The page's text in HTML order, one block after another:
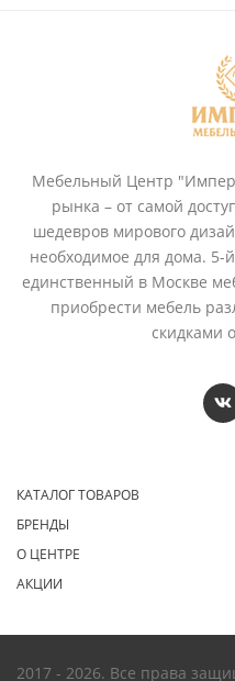
Мебельный Центр
рынка – от самой
шедевров мирового
необходимое для дома. 5-
единственный в Москве
приобрести мебель
скидками
КАТАЛОГ ТОВАРОВ
БРЕНДЫ
О ЦЕНТРЕ
АКЦИИ
2017 - 2026. Все права